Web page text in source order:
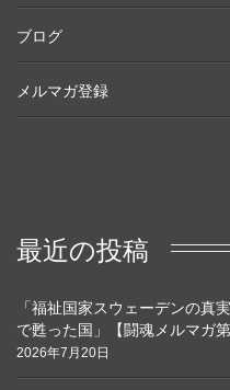
ブログ
メルマガ登録
最近の投稿
「福祉国家スウェーデンの
で甦った国」【闘魂メルマガ
2026年7月20日